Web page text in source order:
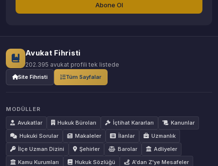
Abone Ol
Avukat Fihristi
202.395 avukat profili tek listede
Site Fihristi Tüm Sayfalar
MODÜLLER
Avukatlar
Hukuk Büroları İçtihat Kararları
Kanunlar
Hukuki Sorular
Makaleler İlanlar
Uzmanlık
İlçe Uzman Dizini
Şehirler Barolar
Adliyeler
Kamu Kurumları
Hukuk Sözlüğü
A'dan Z'ye Mesafeler